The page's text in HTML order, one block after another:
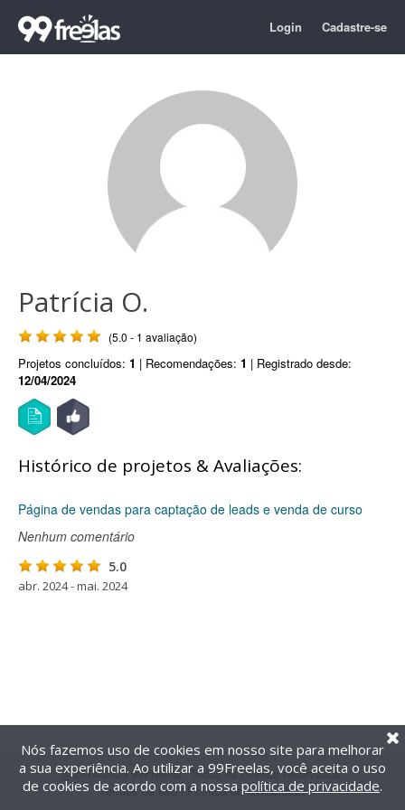
Login Cadastre-se
Patrícia O.
(5.0 - 1 avaliação)
Projetos concluídos: 1 | Recomendações: 1 | Registrado desde:
12/04/2024
Histórico de projetos & Avaliações:
Página de vendas para captação de leads e venda de curso
Nenhum comentário
5.0
abr. 2024 - mai. 2024
@2014-2026 99Freelas. Todos os direitos reservados.
Termos de uso| Política de privacidade
Nós fazemos uso de cookies em nosso site para melhorar
a sua experiência. Ao utilizar a 99Freelas, você aceita o uso
de cookies de acordo com a nossa política de privacidade.